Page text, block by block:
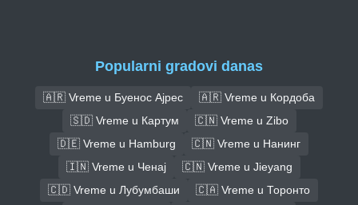
Popularni gradovi danas
🇦🇷 Vreme u Буенос Ајрес
🇦🇷 Vreme u Кордоба
🇸🇩 Vreme u Картум
🇨🇳 Vreme u Zibo
🇩🇪 Vreme u Hamburg
🇨🇳 Vreme u Нанинг
🇮🇳 Vreme u Ченај
🇨🇳 Vreme u Jieyang
🇨🇩 Vreme u Лубумбаши
🇨🇦 Vreme u Торонто